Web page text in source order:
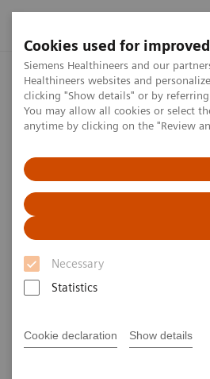
Cookies used for
Siemens Healthineers and our
Healthineers websites and
clicking "Show details" or by
You may allow all cookies or select
anytime by clicking on the "Review
Necessary
Statistics
Cookie declaration Show details
Startseite Presse Center
Hinweise und
Dieser Webcast wurde
gestellt. Durch die Teilnahme
oder durch den Zugriff auf